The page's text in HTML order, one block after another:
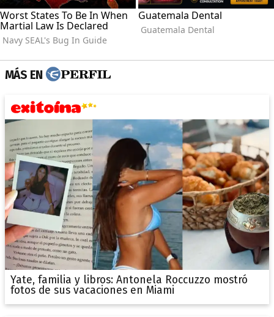
MÁS EN
Yate, familia y libros: Antonela Roccuzzo mostró
fotos de sus vacaciones en Miami